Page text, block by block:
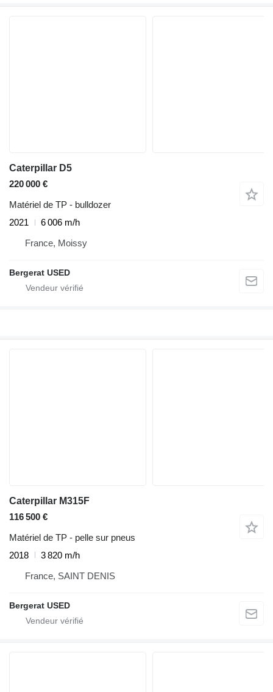
Caterpillar D5
220 000 €
Matériel de TP - bulldozer
2021
6 006 m/h
France, Moissy
Bergerat USED
Caterpillar M315F
116 500 €
Matériel de TP - pelle sur pneus
2018
3 820 m/h
France, SAINT DENIS
Bergerat USED